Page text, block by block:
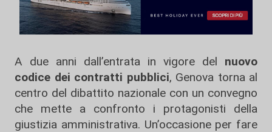
A due anni dall’entrata in vigore del nuovo
codice dei contratti pubblici, Genova torna al
centro del dibattito nazionale con un convegno
che mette a confronto i protagonisti della
giustizia amministrativa. Un’occasione per fare